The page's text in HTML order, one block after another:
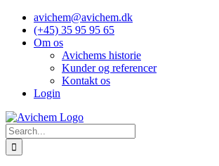
Skip
content
avichem@avichem.dk
(+45) 35 95 95 65
Om os
Avichems historie
Kunder og referencer
Kontakt os
Login
Search
for: